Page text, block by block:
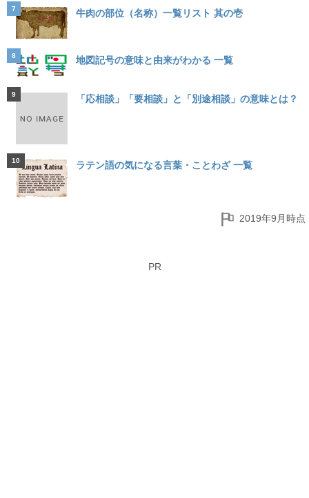
7 牛肉の部位（名称）一覧リスト 其の壱
8 地図記号の意味と由来がわかる 一覧
9 「応相談」「要相談」と「別途相談」の意味とは？
10 ラテン語の気になる言葉・ことわざ 一覧
2019年9月時点
PR